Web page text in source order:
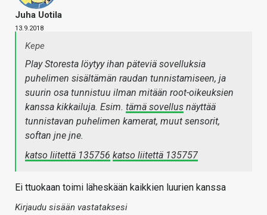
Juha Uotila
13.9.2018
Kepe
Play Storesta löytyy ihan päteviä sovelluksia
puhelimen sisältämän raudan tunnistamiseen, ja
suurin osa tunnistuu ilman mitään root-oikeuksien
kanssa kikkailuja. Esim. tämä sovellus näyttää
tunnistavan puhelimen kamerat, muut sensorit,
softan jne jne.
katso liitettä 135756 katso liitettä 135757
Ei ttuokaan toimi läheskään kaikkien luurien kanssa
Kirjaudu sisään vastataksesi